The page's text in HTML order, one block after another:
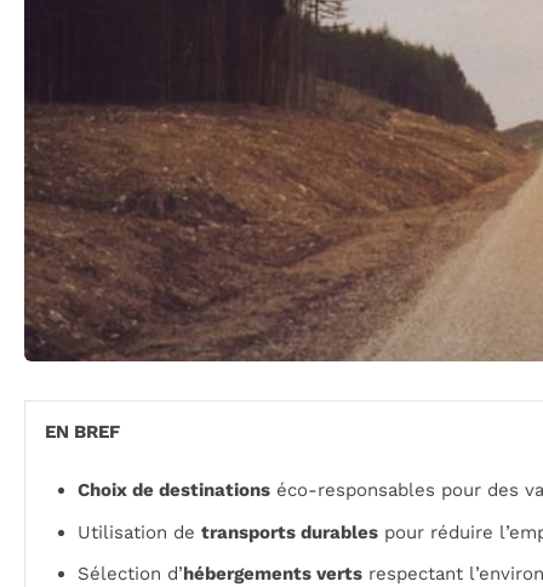
EN BREF
Choix de destinations éco-responsables pour des
Utilisation de transports durables pour réduire
Sélection d’hébergements verts respectant